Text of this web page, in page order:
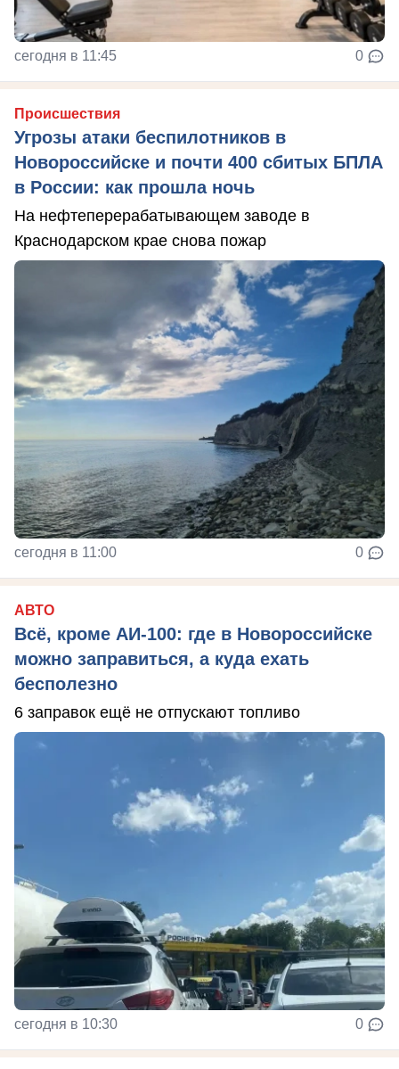
сегодня в 11:45 0
Происшествия
Угрозы атаки беспилотников в
Новороссийске и почти 400 сбитых БПЛА
в России: как прошла ночь
На нефтеперерабатывающем заводе в
Краснодарском крае снова пожар
сегодня в 11:00 0
АВТО
Всё, кроме АИ-100: где в Новороссийске
можно заправиться, а куда ехать
бесполезно
6 заправок ещё не отпускают топливо
сегодня в 10:30 0